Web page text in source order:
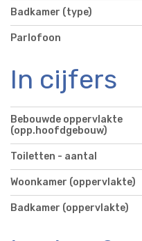
Badkamer (type)
Parlofoon
In cijfers
Bebouwde oppervlakte
(opp.hoofdgebouw)
Toiletten - aantal
Woonkamer (oppervlakte)
Badkamer (oppervlakte)